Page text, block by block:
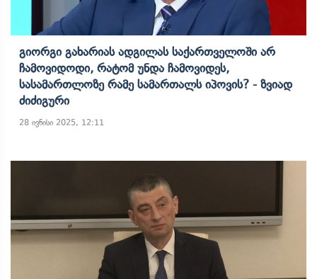
Გიორგი Გახარიას Ადგილას Საქართველოში Არ
Ჩამოვიდოდი, Რატომ Უნდა Ჩამოვიდეს,
Სასამართლოზე Რამე Სამართალს Იპოვის? - Ზვიად
Ძიძიგური
28 ივნისი 2025, 12:11